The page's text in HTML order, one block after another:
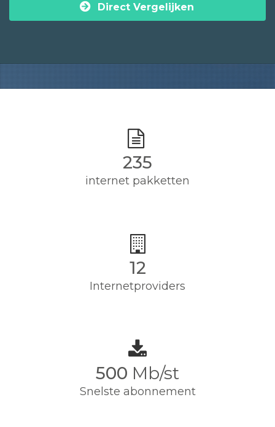
Direct Vergelijken
235
internet pakketten
12
Internetproviders
500 Mb/st
Snelste abonnement